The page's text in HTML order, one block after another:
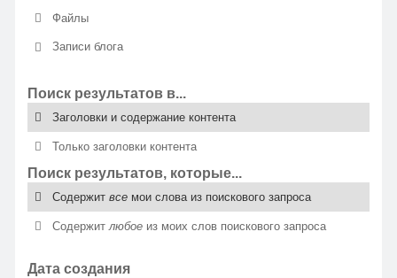
Файлы
Записи блога
Поиск результатов в...
Заголовки и содержание контента
Только заголовки контента
Поиск результатов, которые...
Содержит все мои слова из поискового запроса
Содержит любое из моих слов поискового запроса
Дата создания